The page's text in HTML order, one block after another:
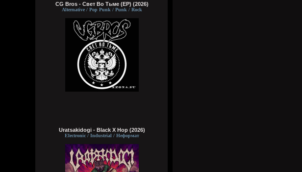
CG Bros - Свет Во Тьме (EP) (2026)
Alternative / Pop Punk / Punk / Rock
Uratsakidogi - Black X Hop (2026)
Electronic / Industrial / Неформат